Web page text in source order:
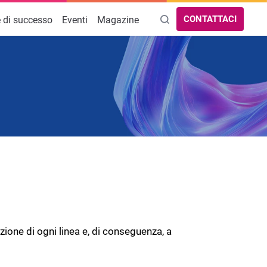
AREE TEMATICHE
Gestionale Piccole Aziende
Software Gestione Rifiuti e Rentri
di successo Eventi Magazine CONTATTACI
di ogni linea e, di conseguenza, a